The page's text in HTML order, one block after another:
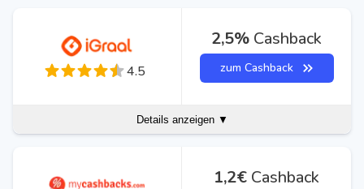
4.5
Details anzeigen ▼
2,5% Cashback
zum Cashback
1,2€ Cashback